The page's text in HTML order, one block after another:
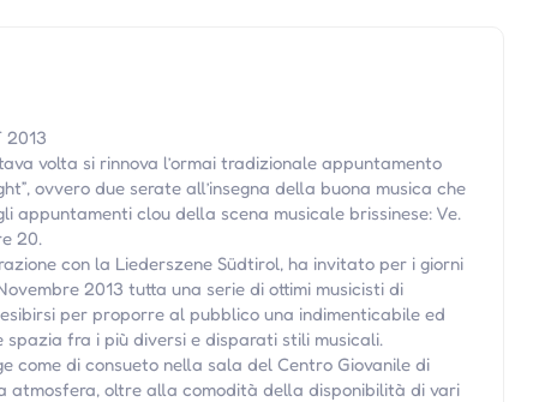
2013
volta si rinnova l’ormai tradizionale appuntamento
ovvero due serate all’insegna della buona musica che
appuntamenti clou della scena musicale brissinese: Ve.
20.
con la Liederszene Südtirol, ha invitato per i giorni
2013 tutta una serie di ottimi musicisti di
per proporre al pubblico una indimenticabile ed
fra i più diversi e disparati stili musicali.
come di consueto nella sala del Centro Giovanile di
atmosfera, oltre alla comodità della disponibilità di vari